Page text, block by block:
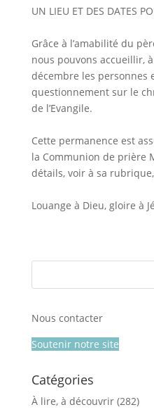
UN LIEU ET DES DATES
Grâce à l’amabilité du
nous pouvons accueillir,
décembre les personnes
questionnement sur le
de l’Evangile.
Cette permanence est
la Communion de prière
détails, voir à sa
Louange à Dieu, gloire à
Nous contacter
Soutenir notre site
Catégories
À lire, à découvrir(282)